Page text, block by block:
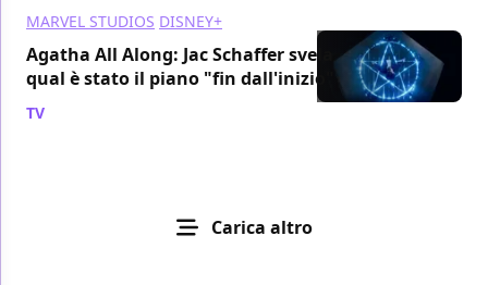
MARVEL STUDIOS DISNEY+
Agatha All Along: Jac Schaffer svela
qual è stato il piano "fin dall'inizio"
TV
Carica altro